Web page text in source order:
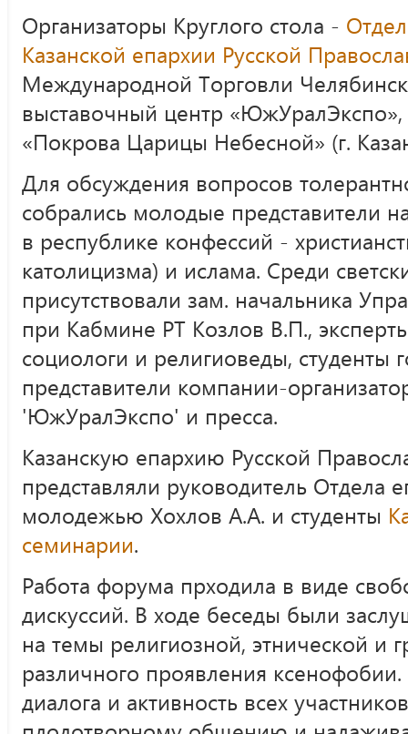
Организаторы Круглого стола -
Казанской епархии Русской
Международной Торговли
выставочный центр
«Покрова Царицы Небесной» (г.
Для обсуждения вопросов
собрались молодые представители
в республике конфессий -
католицизма) и ислама. Среди
присутствовали зам. начальника
при Кабмине РТ Козлов В.П.,
социологи и религиоведы, студенты
представители компании-
'ЮжУралЭкспо' и пресса.
Казанскую епархию Русской
представляли руководитель Отдела
молодежью Хохлов А.А. и студенты
семинарии.
Работа форума прходила в виде
дискуссий. В ходе беседы были
на темы религиозной, этнической и
различного проявления
диалога и активность всех